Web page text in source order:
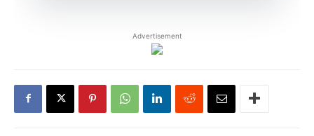
Advertisement